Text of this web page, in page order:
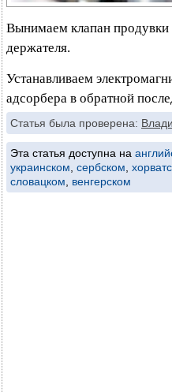
Вынимаем клапан продувки
держателя.
Устанавливаем
адсорбера в обратной
Статья была проверена:
Эта статья доступна на
украинском сербском
словацком
венгерском